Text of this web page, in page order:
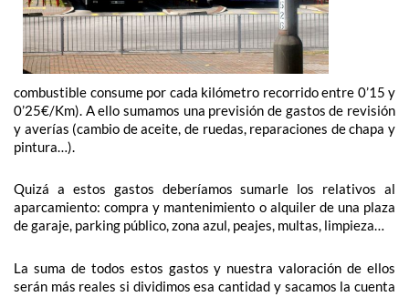
combustible consume por cada kilómetro recorrido entre 0’15 y
0’25€/Km). A ello sumamos una previsión de gastos de revisión
y averías (cambio de aceite, de ruedas, reparaciones de chapa y
pintura…).
Quizá a estos gastos deberíamos sumarle los relativos al
aparcamiento: compra y mantenimiento o alquiler de una plaza
de garaje, parking público, zona azul, peajes, multas, limpieza…
La suma de todos estos gastos y nuestra valoración de ellos
serán más reales si dividimos esa cantidad y sacamos la cuenta